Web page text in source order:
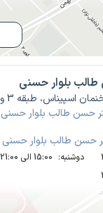
بلوار حسنی
اسپیناس، طبقه 3 واحد 5
حسن طالب بلوار حسنی
حسن طالب بلوار حسنی
دوشنبه: 15:00 الی 21:00